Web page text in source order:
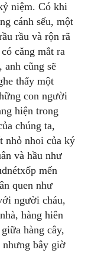
niệm. Có khi
cánh sếu, một
rầu và rộn rã
căng mắt ra
anh cũng sẽ
thấy một
con người
hiện trong
chúng ta,
nhỏ nhoi của ký
và hầu như
mến
quen như
người cháu,
hàng hiên
hàng cây,
nhưng bây giờ